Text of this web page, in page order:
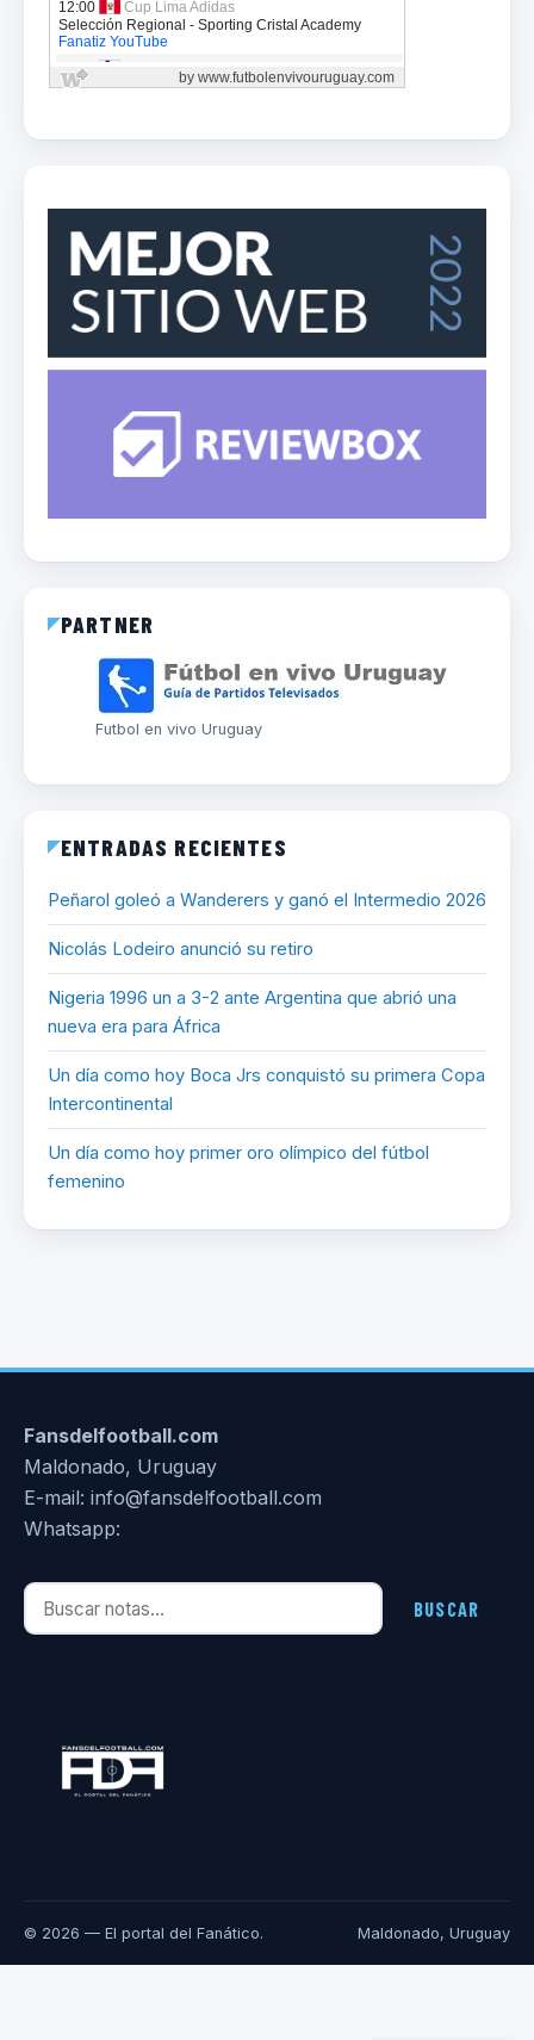
PARTNER
Futbol en vivo Uruguay
ENTRADAS RECIENTES
Peñarol goleó a Wanderers y ganó el Intermedio 2026
Nicolás Lodeiro anunció su retiro
Nigeria 1996 un a 3-2 ante Argentina que abrió una
nueva era para África
Un día como hoy Boca Jrs conquistó su primera Copa
Intercontinental
Un día como hoy primer oro olímpico del fútbol
femenino
Fansdelfootball.com
Maldonado, Uruguay
E-mail: info@fansdelfootball.com
Whatsapp:
Buscar notas BUSCAR
© 2026 — El portal del Fanático. Maldonado, Uruguay